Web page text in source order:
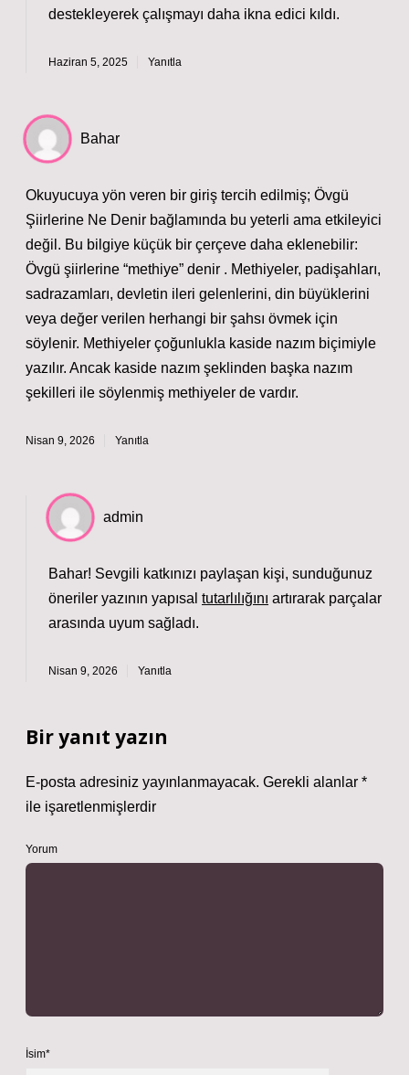
destekleyerek çalışmayı daha ikna edici kıldı.
Haziran 5, 2025 Yanıtla
Bahar
Okuyucuya yön veren bir giriş tercih edilmiş; Övgü
Şiirlerine Ne Denir bağlamında bu yeterli ama etkileyici
değil. Bu bilgiye küçük bir çerçeve daha eklenebilir:
Övgü şiirlerine “methiye” denir . Methiyeler, padişahları,
sadrazamları, devletin ileri gelenlerini, din büyüklerini
veya değer verilen herhangi bir şahsı övmek için
söylenir. Methiyeler çoğunlukla kaside nazım biçimiyle
yazılır. Ancak kaside nazım şeklinden başka nazım
şekilleri ile söylenmiş methiyeler de vardır.
Nisan 9, 2026 Yanıtla
admin
Bahar! Sevgili katkınızı paylaşan kişi, sunduğunuz
öneriler yazının yapısal tutarlılığını artırarak parçalar
arasında uyum sağladı.
Nisan 9, 2026 Yanıtla
Bir yanıt yazın
E-posta adresiniz yayınlanmayacak. Gerekli alanlar *
ile işaretlenmişlerdir
Yorum
İsim*